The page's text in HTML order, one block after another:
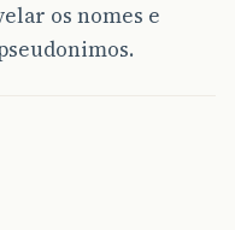
os nomes e